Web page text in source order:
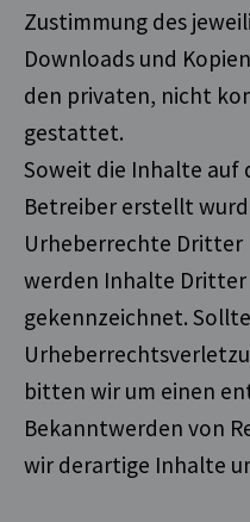
Zustimmung des
Downloads und
den privaten, nicht
gestattet.
Soweit die Inhalte auf
Betreiber erstellt
Urheberrechte Dritter
werden Inhalte Dritter
gekennzeichnet.
bitten wir um einen
Bekanntwerden von
wir derartige Inhalte